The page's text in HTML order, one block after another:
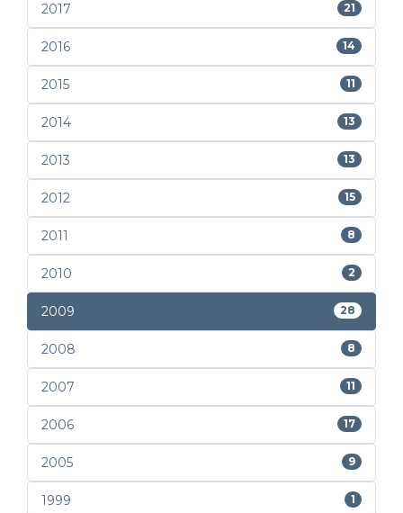
2017 21
2016 14
2015 11
2014 13
2013 13
2012 15
2011 8
2010 2
2009 28
2008 8
2007 11
2006 17
2005 9
1999 1